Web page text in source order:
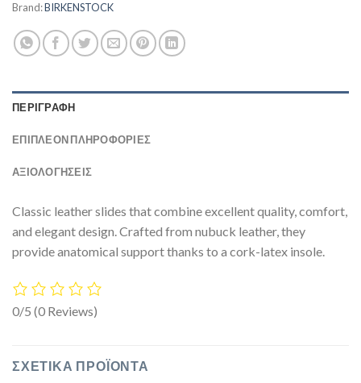
Brand:BIRKENSTOCK
ΠΕΡΙΓΡΑΦΉ
ΕΠΙΠΛΈΟΝ ΠΛΗΡΟΦΟΡΊΕΣ
ΑΞΙΟΛΟΓΗΣΕΙΣ
Classic leather slides that combine excellent quality, comfort,
and elegant design. Crafted from nubuck leather, they
provide anatomical support thanks to a cork-latex insole.
0/5 (0 Reviews)
ΣΧΕΤΙΚΆ ΠΡΟΪΌΝΤΑ